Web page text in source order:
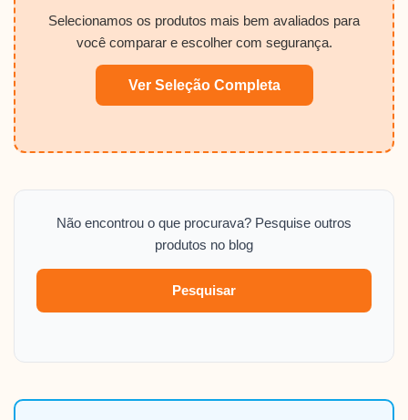
Selecionamos os produtos mais bem avaliados para
você comparar e escolher com segurança.
Ver Seleção Completa
Não encontrou o que procurava? Pesquise outros
produtos no blog
Pesquisar